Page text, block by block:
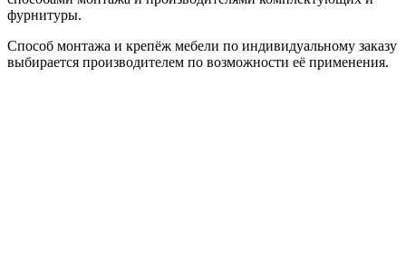
фурнитуры.
Способ монтажа и крепёж мебели по индивидуальному заказу
выбирается производителем по возможности её применения.